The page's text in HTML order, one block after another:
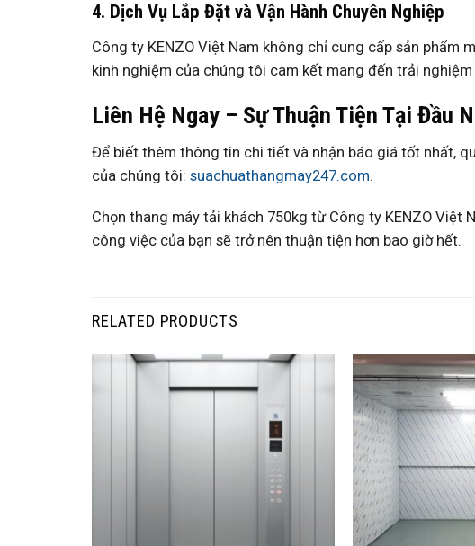
4. Dịch Vụ Lắp Đặt và Vận Hành Chuyên Nghiệp
Công ty KENZO Việt Nam không chỉ cung cấp sản phẩm
kinh nghiệm của chúng tôi cam kết mang đến trải
Liên Hệ Ngay – Sự Thuận Tiện Tại Đầu
Để biết thêm thông tin chi tiết và nhận báo giá tốt nhất,
của chúng tôi: suachuathangmay247.com.
Chọn thang máy tải khách 750kg từ Công ty KENZO
công việc của bạn sẽ trở nên thuận tiện hơn bao giờ hết.
RELATED PRODUCTS